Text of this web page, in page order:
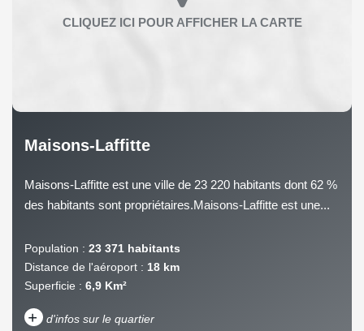
Maisons-Laffitte
Maisons-Laffitte est une ville de 23 220 habitants dont 62 %
des habitants sont propriétaires.Maisons-Laffitte est une...
Population : 23 371 habitants
Distance de l'aéroport : 18 km
Superficie : 6,9 Km²
+ d'infos sur le quartier